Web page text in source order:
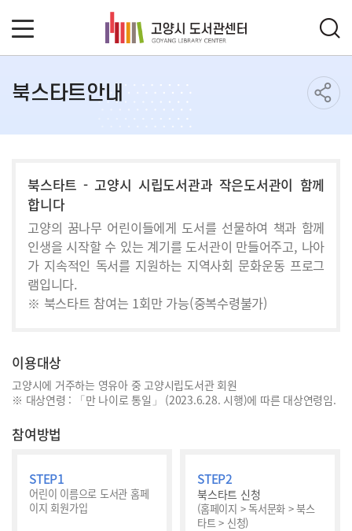
북스타트안내
북스타트 - 고양시 시립도서관과 작은도서관이 함께
합니다
고양의 꿈나무 어린이들에게 도서를 선물하여 책과 함께
인생을 시작할 수 있는 계기를 도서관이 만들어주고, 나아
가 지속적인 독서를 지원하는 지역사회 문화운동 프로그
램입니다.
※ 북스타트 참여는 1회만 가능(중복수령불가)
이용대상
고양시에 거주하는 영유아 중 고양시립도서관 회원
※ 대상연령 : 「만 나이로 통일」 (2023.6.28. 시행)에 따른 대상연령임.
참여방법
STEP1
어린이 이름으로 도서관 홈페
이지 회원가입
STEP2
북스타트 신청
(홈페이지 > 독서문화 >북스
타트 > 신청)